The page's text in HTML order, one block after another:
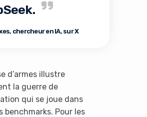
chercheur en IA, sur X
d’armes illustre
la guerre de
qui se joue dans
benchmarks. Pour les